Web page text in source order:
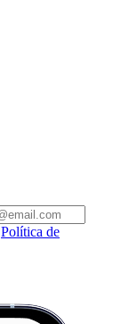
Política de